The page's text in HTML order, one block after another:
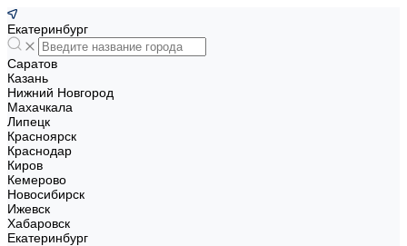
Екатеринбург
Саратов
Казань
Нижний Новгород
Махачкала
Липецк
Красноярск
Краснодар
Киров
Кемерово
Новосибирск
Ижевск
Хабаровск
Екатеринбург